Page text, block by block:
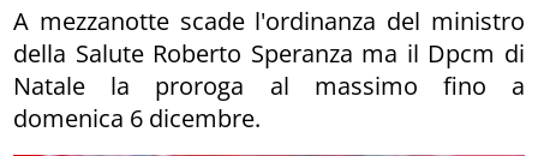
A mezzanotte scade l'ordinanza del ministro
della Salute Roberto Speranza ma il Dpcm di
Natale la proroga al massimo fino a
domenica 6 dicembre.